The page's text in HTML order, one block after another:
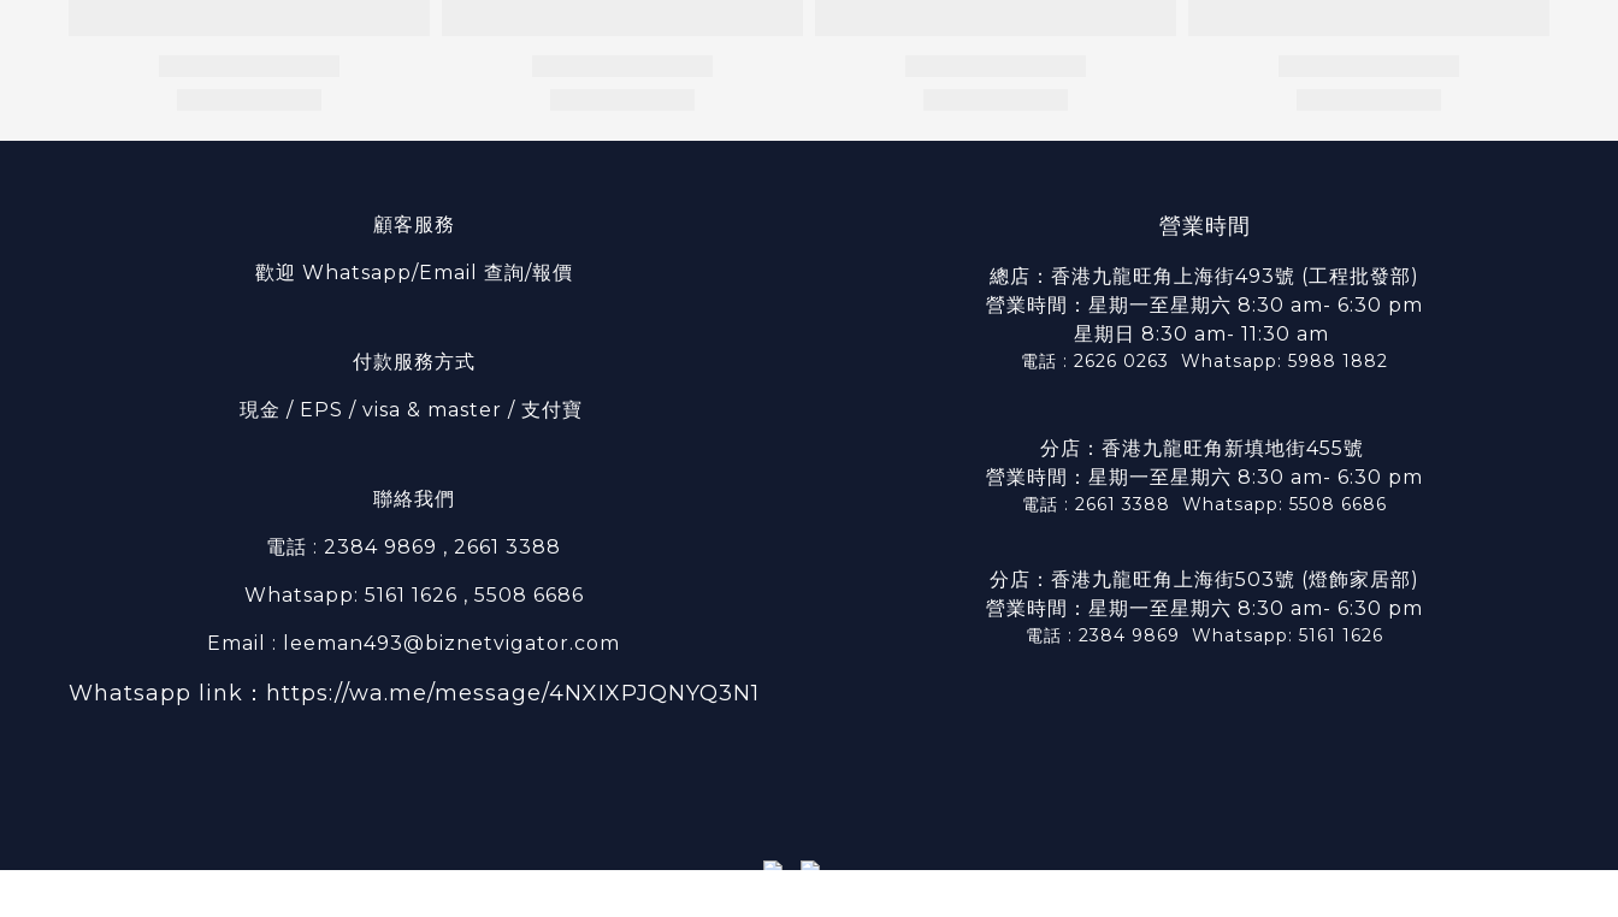
顧客服務
歡迎 Whatsapp/Email 查詢/報價
付款服務方式
現金 / EPS / visa & master / 支付寶
聯絡我們
電話 : 2384 9869 , 2661 3388
Whatsapp: 5161 1626 , 5508 6686
Email : leeman493@biznetvigator.com
Whatsapp link： https://wa.me/message/4NXIXPJQNYQ3N1
營業時間
總店：香港九龍旺角上海街493號 (工程批發部)
營業時間：星期一至星期六 8:30 am- 6:30 pm
星期日 8:30 am- 11:30 am
電話 : 2626 0263 Whatsapp: 5988 1882
分店：香港九龍旺角新填地街455號
營業時間：星期一至星期六 8:30 am- 6:30 pm
電話 : 2661 3388 Whatsapp: 5508 6686
分店：香港九龍旺角上海街503號 (燈飾家居部)
營業時間：星期一至星期六 8:30 am- 6:30 pm
電話 : 2384 9869 Whatsapp: 5161 1626